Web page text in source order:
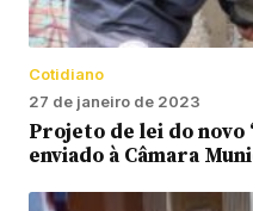
Cotidiano
27 de janeiro de 2023
Projeto de lei do novo
enviado à Câmara